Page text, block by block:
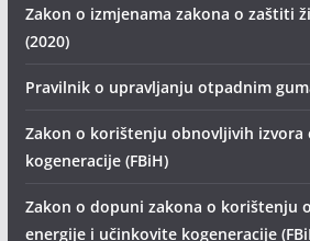
Zakon o izmjenama zakona o zaštiti
(2020)
Pravilnik o upravljanju otpadnim
Zakon o korištenju obnovljivih izvora
kogeneracije (FBiH)
Zakon o dopuni zakona o korištenju
energije i učinkovite kogeneracije